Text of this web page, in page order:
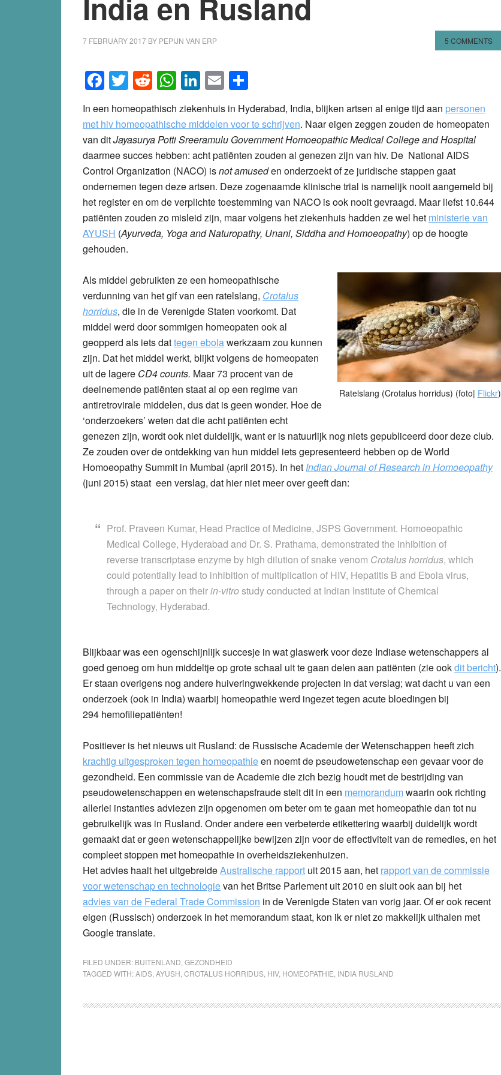
7 FEBRUARY 2017 BY PEPIJN VAN ERP 5 COMMENTS
Facebook
Twitter
Reddit
WhatsApp
LinkedIn
Email
In een homeopathisch ziekenhuis in Hyderabad, India, blijken artsen al enige tijd aan personen
met hiv homeopathische middelen voor te schrijven. Naar eigen zeggen zouden de homeopaten
van ditJayasurya Potti Sreeramulu Government Homoeopathic Medical College and Hospital
daarmee succes hebben: acht patiënten zouden al genezen zijn van hiv. De National AIDS
Control Organization (NACO) isnot amuseden onderzoekt of ze juridische stappen gaat
ondernemen tegen deze artsen. Deze zogenaamde klinische trial is namelijk nooit aangemeld bij
het register en om de verplichte toestemming van NACO is ook nooit gevraagd. Maar liefst 10.644
patiënten zouden zo misleid zijn, maar volgens het ziekenhuis hadden ze wel het ministerie van
AYUSH (Ayurveda, Yoga and Naturopathy, Unani, Siddha and Homoeopathy) op de hoogte
gehouden.
Ratelslang (Crotalus horridus) (foto| Flickr)
Als middel gebruikten ze een homeopathische
verdunning van het gif van een ratelslang, Crotalus
horridus, die in de Verenigde Staten voorkomt. Dat
middel werd door sommigen homeopaten ook al
geopperd als iets dattegen ebolawerkzaam zou kunnen
zijn. Dat het middel werkt, blijkt volgens de homeopaten
uit de lagere CD4 counts. Maar 73 procent van de
deelnemende patiënten staat al op een regime van
antiretrovirale middelen, dus dat is geen wonder. Hoe de
‘onderzoekers’ weten dat die acht patiënten echt
genezen zijn, wordt ook niet duidelijk, want er is natuurlijk nog niets gepubliceerd door deze club.
Ze zouden over de ontdekking van hun middel iets gepresenteerd hebben op de World
Homoeopathy Summit in Mumbai (april 2015). In het Indian Journal of Research in Homoeopathy
(juni 2015) staat een verslag, dat hier niet meer over geeft dan:
Prof. Praveen Kumar, Head Practice of Medicine, JSPS Government. Homoeopathic
Medical College, Hyderabad and Dr. S. Prathama, demonstrated the inhibition of
reverse transcriptase enzyme by high dilution of snake venom Crotalus horridus, which
could potentially lead to inhibition of multiplication of HIV, Hepatitis B and Ebola virus,
through a paper on theirin‑vitrostudy conducted at Indian Institute of Chemical
Technology, Hyderabad.
Blijkbaar was een ogenschijnlijk succesje in wat glaswerk voor deze Indiase wetenschappers al
goed genoeg om hun middeltje op grote schaal uit te gaan delen aan patiënten (zie ookdit bericht).
Er staan overigens nog andere huiveringwekkende projecten in dat verslag; wat dacht u van een
onderzoek (ook in India) waarbij homeopathie werd ingezet tegen acute bloedingen bij
294 hemofiliepatiënten!
Positiever is het nieuws uit Rusland: de Russische Academie der Wetenschappen heeft zich
krachtig uitgesproken tegen homeopathieen noemt de pseudowetenschap een gevaar voor de
gezondheid. Een commissie van de Academie die zich bezig houdt met de bestrijding van
pseudowetenschappen en wetenschapsfraude stelt dit in een memorandumwaarin ook richting
allerlei instanties adviezen zijn opgenomen om beter om te gaan met homeopathie dan tot nu
gebruikelijk was in Rusland. Onder andere een verbeterde etikettering waarbij duidelijk wordt
gemaakt dat er geen wetenschappelijke bewijzen zijn voor de effectiviteit van de remedies, en het
compleet stoppen met homeopathie in overheidsziekenhuizen.
Het advies haalt het uitgebreideAustralische rapport uit 2015 aan, het rapport van de commissie
voor wetenschap en technologievan het Britse Parlement uit 2010 en sluit ook aan bij het
advies van de Federal Trade Commission in de Verenigde Staten van vorig jaar. Of er ook recent
eigen (Russisch) onderzoek in het memorandum staat, kon ik er niet zo makkelijk uithalen met
Google translate.
FILED UNDER: BUITENLAND GEZONDHEID
TAGGED WITH:AIDS AYUSH CROTALUS HORRIDUS HIV, HOMEOPATHIE INDIA RUSLAND